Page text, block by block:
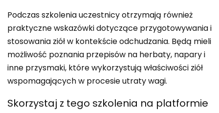
Podczas szkolenia uczestnicy otrzymają również
praktyczne wskazówki dotyczące przygotowywania i
stosowania ziół w kontekście odchudzania. Będą mieli
możliwość poznania przepisów na herbaty, napary i
inne przysmaki, które wykorzystują właściwości ziół
wspomagających w procesie utraty wagi.
Skorzystaj z tego szkolenia na platformie